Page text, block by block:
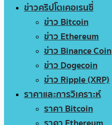
ข่าวคริปโตเคอเรนซี่
ข่าว Bitcoin
ข่าว Ethereum
ข่าว Binance Coin
ข่าว Dogecoin
ข่าว Ripple (XRP)
ราคาและการวิเคราะห์
ราคา Bitcoin